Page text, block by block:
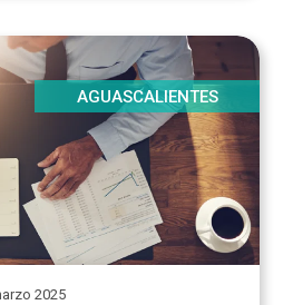
AGUASCALIENTES
2025